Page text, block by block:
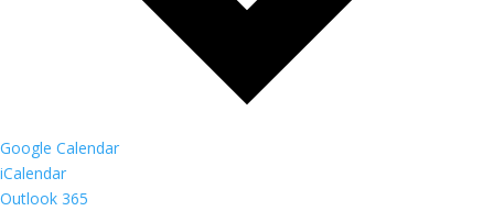
Google Calendar
iCalendar
Outlook 365